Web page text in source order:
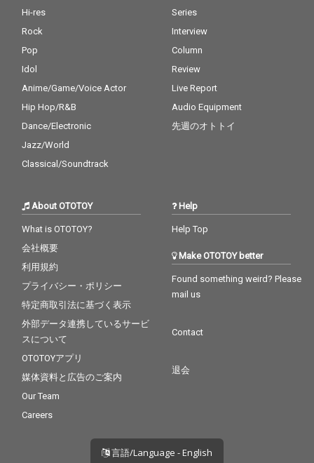
Hi-res
Rock
Pop
Idol
Anime/Game/Voice Actor
Hip Hop/R&B
Dance/Electronic
Jazz/World
Classical/Soundtrack
Series
Interview
Column
Review
Live Report
Audio Equipment
先週のオトトイ
About OTOTOY
What is OTOTOY?
会社概要
利用規約
プライバシー・ポリシー
特定商取引法に基づく表示
外部データ連携しているサービ
スについて
OTOTOYアプリ
媒体資料と広告のご案内
Our Team
Careers
Help
Help Top
Make OTOTOY better
Found something weird? Please
mail us
Contact
退会
言語/Language - English